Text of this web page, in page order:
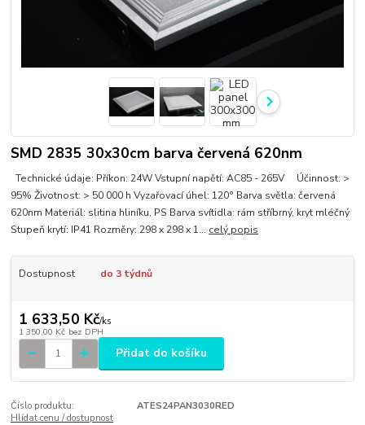
SMD 2835 30x30cm barva červená 620nm
Technické údaje: Příkon: 24W Vstupní napětí: AC85 - 265V Účinnost: >
95% Životnost: > 50 000 h Vyzařovací úhel: 120° Barva světla: červená
620nm Materiál: slitina hliníku, PS Barva svítidla: rám stříbrný, kryt mléčný
Stupeň krytí: IP41 Rozměry: 298 x 298 x 1... celý popis
Dostupnost do 3 týdnů
1 633,50 Kč/ks
1 350,00 Kč bez DPH
Přidat do košíku
Číslo produktu:
ATES24PAN3030RED
Hlídat cenu / dostupnost